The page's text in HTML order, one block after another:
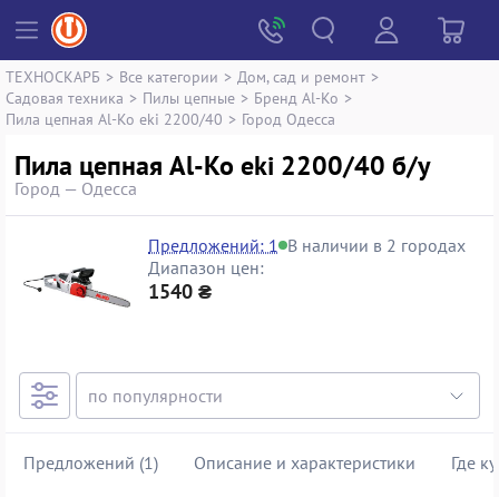
ТЕХНОСКАРБ > Все категории > Дом, сад и ремонт >
Садовая техника > Пилы цепные > Бренд Al-Ko >
Пила цепная Al-Ko eki 2200/40 > Город Одесса
Пила цепная Al-Ko eki 2200/40 б/у
Город — Одесса
Предложений: 1 В наличии в 2 городах
Диапазон цен:
1540 ₴
Предложений (1) Описание и характеристики Где